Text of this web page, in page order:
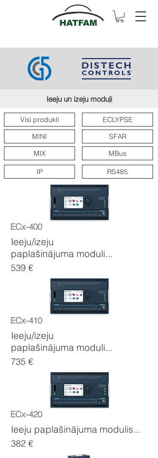
Ieeju un izeju moduļi
Visi produkti
MINI
MIX
IP
ECLYPSE
SFAR
MBus
RS485
ECx-400
Ieeju/izeju
paplašinājuma moduli...
539 €
ECx-410
Ieeju/izeju
paplašinājuma moduli...
735 €
ECx-420
Ieeju paplašinājuma modulis...
382 €